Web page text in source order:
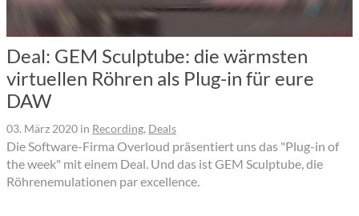
Deal: GEM Sculptube: die wärmsten
virtuellen Röhren als Plug-in für eure
DAW
03. März 2020 in Recording, Deals
Die Software-Firma Overloud präsentiert uns das "Plug-in of
the week" mit einem Deal. Und das ist GEM Sculptube, die
Röhrenemulationen par excellence.